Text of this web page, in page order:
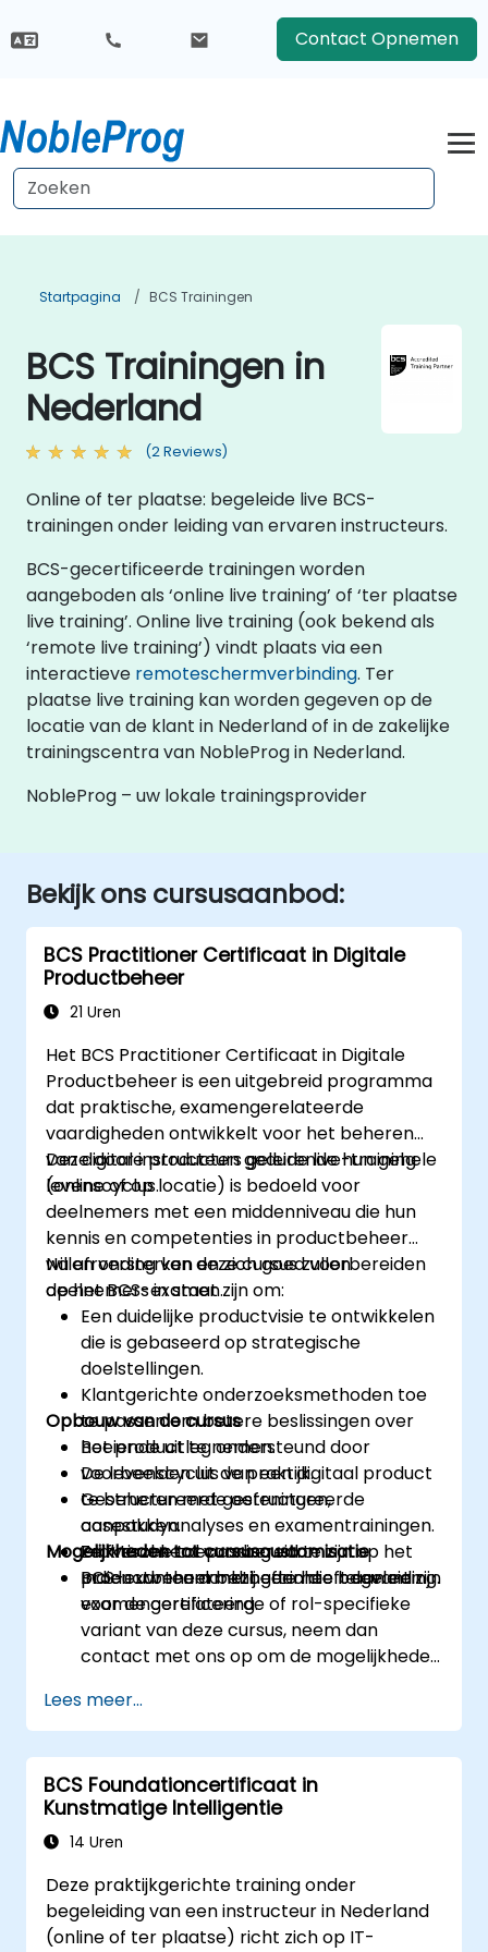
Contact Opnemen
Startpagina BCS Trainingen
BCS Trainingen in
Nederland
(2 Reviews)
Online of ter plaatse: begeleide live BCS-
trainingen onder leiding van ervaren instructeurs.
BCS-gecertificeerde trainingen worden
aangeboden als ‘online live training’ of ‘ter plaatse
live training’. Online live training (ook bekend als
‘remote live training’) vindt plaats via een
interactieve remoteschermverbinding. Ter
plaatse live training kan worden gegeven op de
locatie van de klant in Nederland of in de zakelijke
trainingscentra van NobleProg in Nederland.
NobleProg – uw lokale trainingsprovider
Bekijk ons cursusaanbod:
BCS Practitioner Certificaat in Digitale
Productbeheer
21 Uren
Het BCS Practitioner Certificaat in Digitale
Productbeheer is een uitgebreid programma
dat praktische, examengerelateerde
vaardigheden ontwikkelt voor het beheren
van digitale producten gedurende hun gehele
levenscyclus.
Deze door instructeurs geleide live-training
(online of op locatie) is bedoeld voor
deelnemers met een middenniveau die hun
kennis en competenties in productbeheer
willen versterken en zich goed voorbereiden
op het BCS-examen.
Na afronding van deze cursus zullen
deelnemers in staat zijn om:
Een duidelijke productvisie te ontwikkelen
die is gebaseerd op strategische
doelstellingen.
Klantgerichte onderzoeksmethoden toe
te passen om betere beslissingen over
het product te nemen.
De levenscyclus van een digitaal product
te beheren met gestructureerde
aanpakken.
Zelfverzekerd voorbereid te zijn op het
BCS-examen dankzij gerichte begeleiding.
Opbouw van de cursus
Boeiende uitleg ondersteund door
voorbeelden uit de praktijk.
Gestructureerde oefeningen,
casestudyanalyses en examentrainingen.
Praktische toepassing van
productbeheermethoden die relevant zijn
voor de certificering.
Mogelijkheden tot cursuscustomisatie
Indien uw team behoefte heeft aan een
examengerelateerde of rol-specifieke
variant van deze cursus, neem dan
contact met ons op om de mogelijkheden
Lees meer...
BCS Foundationcertificaat in
Kunstmatige Intelligentie
14 Uren
Deze praktijkgerichte training onder
begeleiding van een instructeur in Nederland
(online of ter plaatse) richt zich op IT-